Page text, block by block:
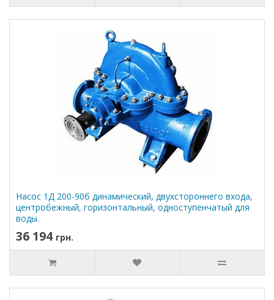
Насос 1Д 200-90б динамический, двухстороннего входа,
центробежный, горизонтальный, одноступенчатый для
воды.
36 194 грн.